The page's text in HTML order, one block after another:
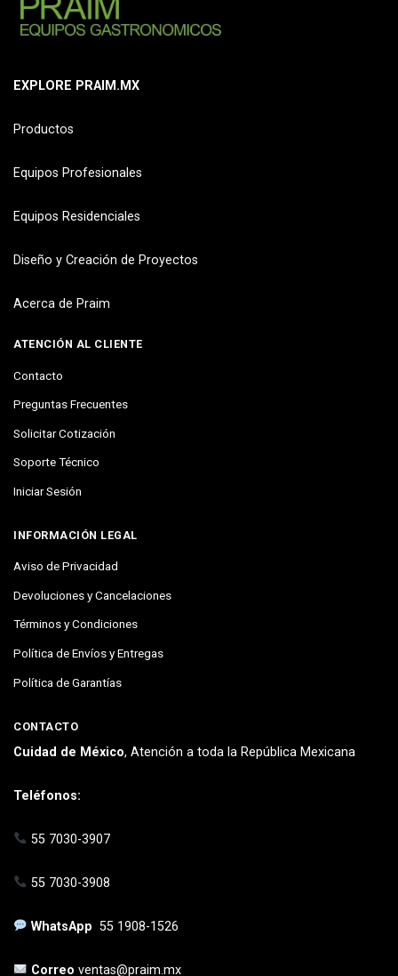
EXPLORE PRAIM.MX
Productos
Equipos Profesionales
Equipos Residenciales
Diseño y Creación de Proyectos
Acerca de Praim
ATENCIÓN AL CLIENTE
Contacto
Preguntas Frecuentes
Solicitar Cotización
Soporte Técnico
Iniciar Sesión
INFORMACIÓN LEGAL
Aviso de Privacidad
Devoluciones y Cancelaciones
Términos y Condiciones
Política de Envíos y Entregas
Política de Garantías
CONTACTO
Cuidad de México, Atención a toda la República Mexicana
Teléfonos:
55 7030-3907
55 7030-3908
WhatsApp55 1908-1526
Correoventas@praim.mx